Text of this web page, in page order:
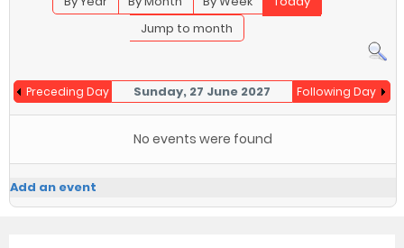
Jump to month
Preceding Day Sunday, 27 June 2027 Following Day
No events were found
Add an event